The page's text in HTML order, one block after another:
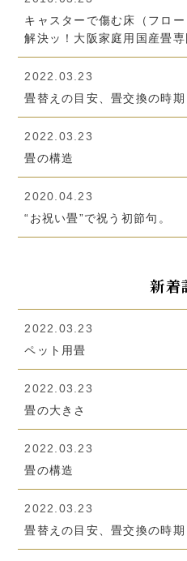
キャスターで傷む床（フロ
解決ッ！大阪家庭用国産畳
2022.03.23
畳替えの目安、畳交換の時期
2022.03.23
畳の構造
2020.04.23
“お祝い畳”で祝う初節句。
新着
2022.03.23
ペット用畳
2022.03.23
畳の大きさ
2022.03.23
畳の構造
2022.03.23
畳替えの目安、畳交換の時期